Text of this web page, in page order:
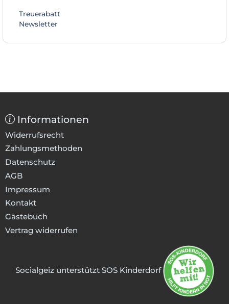
Treuerabatt
Newsletter
Informationen
Widerrufsrecht
Zahlungsmethoden
Datenschutz
AGB
Impressum
Kontakt
Gästebuch
Vertrag widerrufen
Socialgeiz unterstützt SOS Kinderdorf